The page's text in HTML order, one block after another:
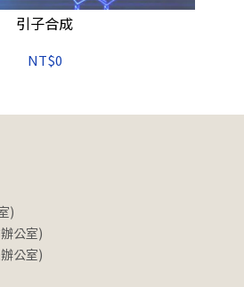
引子合成
NT$0
)
公室)
公室)